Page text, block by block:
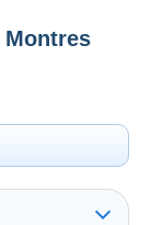
Montres